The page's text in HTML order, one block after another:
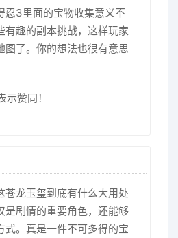
忍3里面的宝物收集意义不
有趣的副本挑战，这样玩家
图了。你的想法也很有意思
示赞同！
苍龙玉玺到底有什么大用处
是剧情的重要角色，还能够
式。真是一件不可多得的宝